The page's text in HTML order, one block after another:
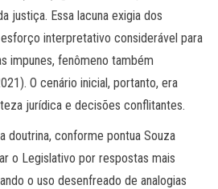
justiça. Essa lacuna exigia dos
interpretativo considerável para
impunes, fenômeno também
O cenário inicial, portanto, era
jurídica e decisões conflitantes.
doutrina, conforme pontua Souza
o Legislativo por respostas mais
o uso desenfreado de analogias